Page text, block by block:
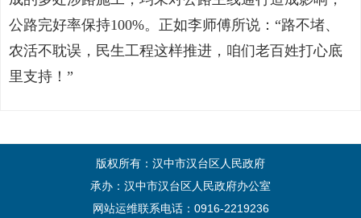
公路完好率保持100%。正如李师傅所说：“路不堵、
农活不耽误，民生工程这样推进，咱们老百姓打心底
里支持！”
版权所有：汉中市汉台区人民政府
承办：汉中市汉台区人民政府办公室
网站运维联系电话：0916-2219236